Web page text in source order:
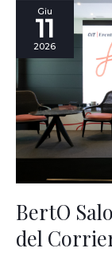
Giu
11
2026
BertO
del
BertO
Salotti
Lugano
Forum
Corriere
del
Ticino